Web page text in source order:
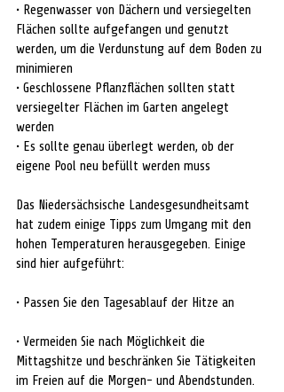
• Regenwasser von Dächern und versiegelten
Flächen sollte aufgefangen und genutzt
werden, um die Verdunstung auf dem Boden zu
minimieren
• Geschlossene Pflanzflächen sollten statt
versiegelter Flächen im Garten angelegt
werden
• Es sollte genau überlegt werden, ob der
eigene Pool neu befüllt werden muss
Das Niedersächsische Landesgesundheitsamt
hat zudem einige Tipps zum Umgang mit den
hohen Temperaturen herausgegeben. Einige
sind hier aufgeführt:
• Passen Sie den Tagesablauf der Hitze an
• Vermeiden Sie nach Möglichkeit die
Mittagshitze und beschränken Sie Tätigkeiten
im Freien auf die Morgen- und Abendstunden.